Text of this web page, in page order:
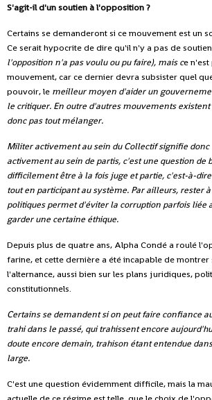
S'agit-il d'un soutien à l'opposition ?
Certains se demanderont si ce mouvement est un
Ce serait hypocrite de dire qu'il n'y a pas de
l'opposition n'a pas voulu ou pu faire), mais ce n'est
mouvement, car ce dernier devra subsister quel
pouvoir, le meilleur moyen d'aider un
le critiquer. En outre d'autres mouvements
donc pas tout mélanger.
Militer activement au sein du Collectif signifie
activement au sein de partis, c'est une question de
difficilement être à la fois juge et partie, c'est-à-
tout en participant au système. Par ailleurs, rester
politiques permet d'éviter la corruption parfois liée
garder une certaine éthique.
Depuis plus de quatre ans, Alpha Condé a roulé
farine, et cette dernière a été incapable de montrer
l'alternance, aussi bien sur les plans juridiques,
constitutionnels.
Certains se demandent si on peut faire confiance
trahi dans le passé, qui trahissent encore
doute encore demain, trahison étant entendue
large.
C'est une question évidemment difficile, mais la